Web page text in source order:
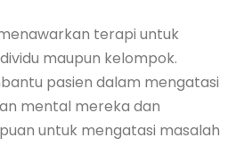
terapi untuk
maupun kelompok.
pasien dalam mengatasi
mental mereka dan
untuk mengatasi masalah